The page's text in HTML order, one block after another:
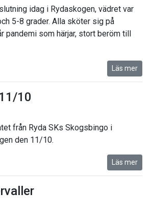
idag i Rydaskogen, vädret var
5-8 grader. Alla sköter sig på
pandemi som härjar, stort beröm till
Läs mer
10
från Ryda SKs Skogsbingo i
den 11/10.
Läs mer